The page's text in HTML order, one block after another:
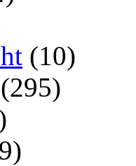
(10)
(295)